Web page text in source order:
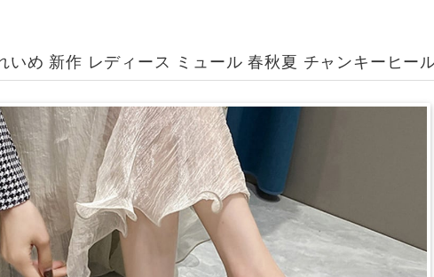
いめ 新作 レディース ミュール 春秋夏 チャンキーヒー